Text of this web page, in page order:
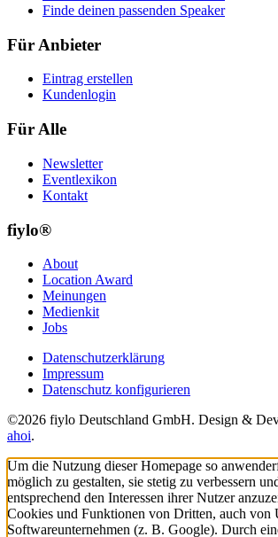
Finde deinen passenden Speaker
Für Anbieter
Eintrag erstellen
Kundenlogin
Für Alle
Newsletter
Eventlexikon
Kontakt
fiylo®
About
Location Award
Meinungen
Medienkit
Jobs
Datenschutzerklärung
Impressum
Datenschutz konfigurieren
©2026 fiylo Deutschland GmbH. Design &
ahoi.
Um die Nutzung dieser Homepage so
möglich zu gestalten, sie stetig zu verbessern
entsprechend den Interessen ihrer Nutzer
Cookies und Funktionen von Dritten, auch von
Softwareunternehmen (z. B. Google). Durch